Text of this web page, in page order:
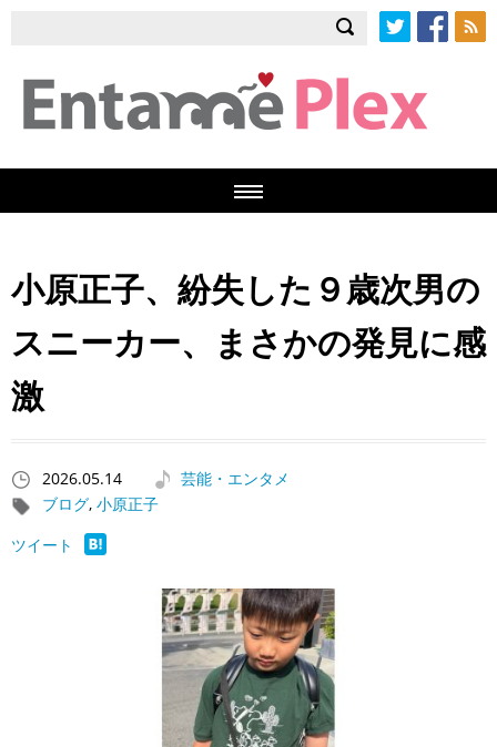
小原正子、紛失した９歳次男の
スニーカー、まさかの発見に感
激
2026.05.14
芸能・エンタメ
ブログ, 小原正子
ツイート